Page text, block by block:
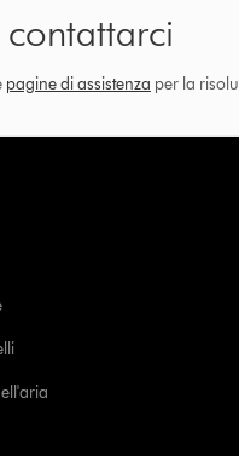
pagine di assistenza per la